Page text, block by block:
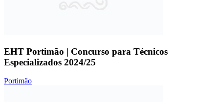
EHT Portimão | Concurso para Técnicos
Especializados 2024/25
Portimão